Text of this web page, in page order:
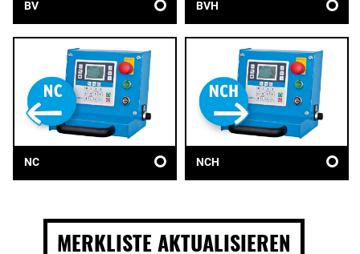
BV BVH
NC NCH
MERKLISTE AKTUALISIEREN